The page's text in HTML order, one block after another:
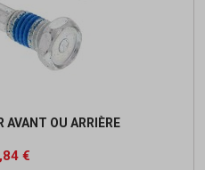
AVANT OU ARRIÈRE
€